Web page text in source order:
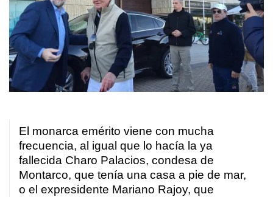
El monarca emérito viene con mucha
frecuencia, al igual que lo hacía la ya
fallecida Charo Palacios, condesa de
Montarco, que tenía una casa a pie de mar,
o el expresidente Mariano Rajoy, que